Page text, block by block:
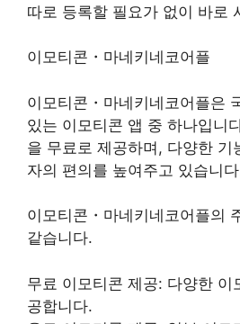
따로 등록할 필요가 없이 바로
이모티콘・마네키네코어플
이모티콘・마네키네코어플은
있는 이모티콘 앱 중 하나입니
을 무료로 제공하며, 다양한 기
자의 편의를 높여주고 있습니
이모티콘・마네키네코어플의
같습니다.
무료 이모티콘 제공: 다양한 이
공합니다.